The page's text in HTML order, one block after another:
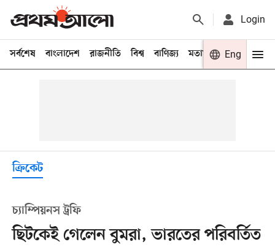
Login
সর্বশেষ বাংলাদেশ রাজনীতি বিশ্ব বাণিজ্য মতামত খেলা
Eng
ক্রিকেট
চ্যাম্পিয়নস ট্রফি
ছিটকেই গেলেন বুমরা, ভারতের পরিবর্তিত